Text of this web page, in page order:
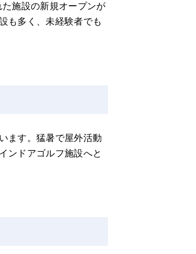
施設の新規オープンが
も多く、未経験者でも
ます。猛暑で屋外活動
ンドアゴルフ施設へと